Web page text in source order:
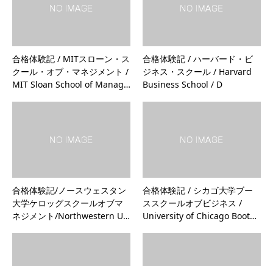
合格体験記 / MITスローン・ス
クール・オブ・マネジメント /
MIT Sloan School of Manag…
合格体験記 / ハーバード・ビ
ジネス・スクール / Harvard
Business School / D
合格体験記/ノースウェスタン
大学ケロッグスクールオブマ
ネジメント/Northwestern U…
合格体験記 / シカゴ大学ブー
ススクールオブビジネス /
University of Chicago Boot…